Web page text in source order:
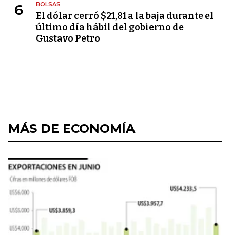
6 BOLSAS
El dólar cerró $21,81 a la baja durante el
último día hábil del gobierno de
Gustavo Petro
MÁS DE ECONOMÍA